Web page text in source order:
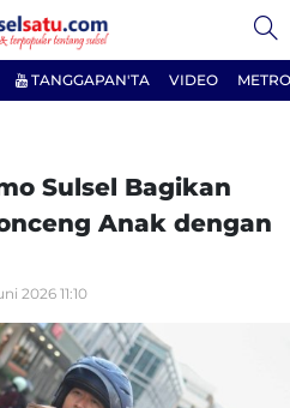
TANGGAPAN'TA VIDEO
Sulsel Bagikan
Anak dengan
2026 11:10